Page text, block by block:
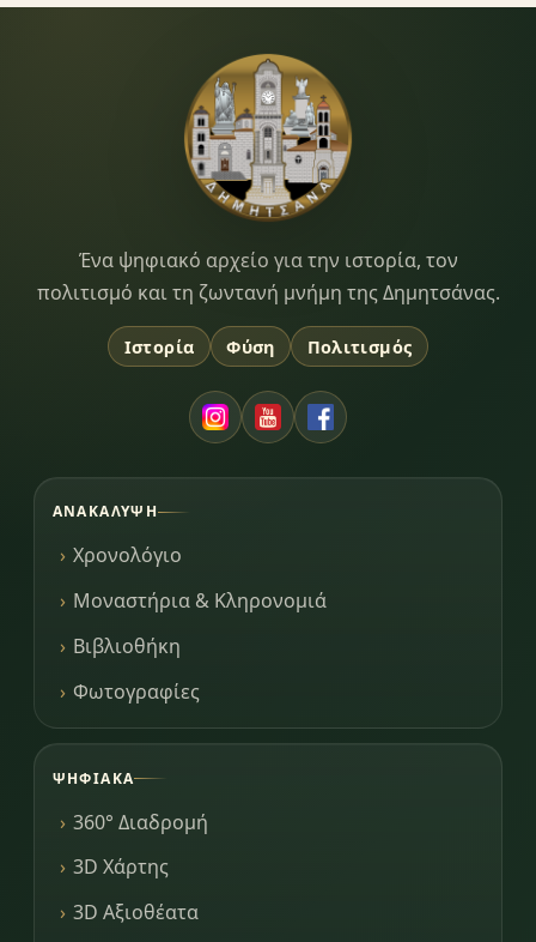
Dimitsana.gr
Ένα ψηφιακό αρχείο για την ιστορία, τον
πολιτισμό και τη ζωντανή μνήμη της Δημητσάνας.
Ιστορία Φύση Πολιτισμός
ΑΝΑΚΆΛΥΨΗ
Χρονολόγιο
Μοναστήρια & Κληρονομιά
Βιβλιοθήκη
Φωτογραφίες
ΨΗΦΙΑΚΆ
360° Διαδρομή
3D Χάρτης
3D Αξιοθέατα